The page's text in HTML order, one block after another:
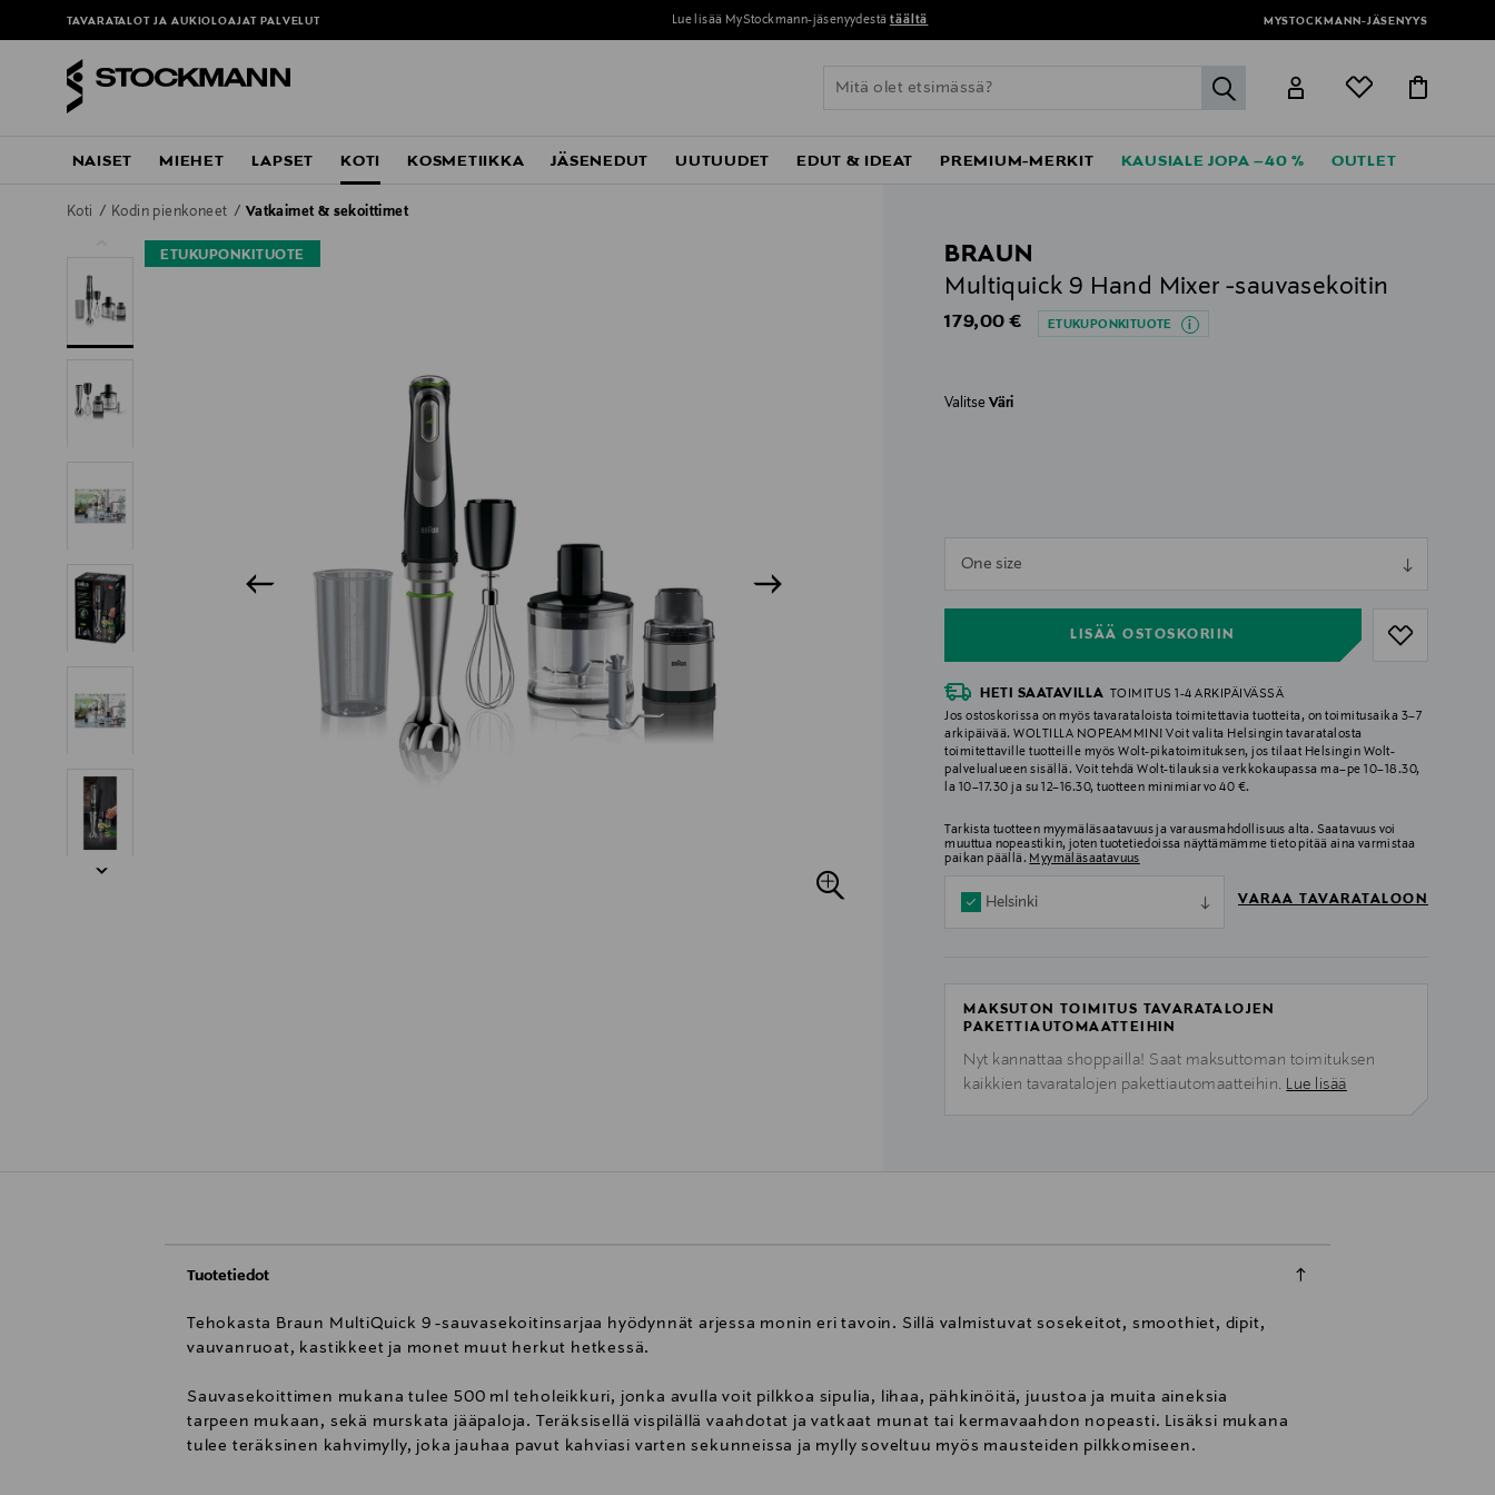
TAVARATALOT JA AUKIOLOAJAT PALVELUT Lue lisää MyStockmann-jäsenyydestä täältä MYSTOCKMANN-JÄSENYYS
label.header.go
NAISET MIEHET LAPSET KOTI KOSMETIIKKA JÄSENEDUT UUTUUDET EDUT & IDEAT PREMIUM-MERKIT KAUSIALE JOPA –40 % OUTLET
Koti Kodin pienkoneet Vatkaimet & sekoittimet
ETUKUPONKITUOTE
BRAUN
Multiquick 9 Hand Mixer -sauvasekoitin
Original Price
179,00 € ETUKUPONKITUOTE
ValitseVäri
One size
LISÄÄ OSTOSKORIIN
null
HETI SAATAVILLA
TOIMITUS 1-4 ARKIPÄIVÄSSÄ
Jos ostoskorissa on myös tavarataloista toimitettavia tuotteita, on toimitusaika 3–7
arkipäivää. WOLTILLA NOPEAMMIN! Voit valita Helsingin tavaratalosta
toimitettaville tuotteille myös Wolt-pikatoimituksen, jos tilaat Helsingin Wolt-
palvelualueen sisällä. Voit tehdä Wolt-tilauksia verkkokaupassa ma–pe 10–18.30,
la 10–17.30 ja su 12–16.30, tuotteen minimiarvo 40 €.
Tarkista tuotteen myymäläsaatavuus ja varausmahdollisuus alta. Saatavuus voi
muuttua nopeastikin, joten tuotetiedoissa näyttämämme tieto pitää aina varmistaa
paikan päällä. Myymäläsaatavuus
Helsinki VARAA TAVARATALOON
MAKSUTON TOIMITUS TAVARATALOJEN
PAKETTIAUTOMAATTEIHIN
Nyt kannattaa shoppailla! Saat maksuttoman toimituksen
kaikkien tavaratalojen pakettiautomaatteihin. Lue lisää
Tuotetiedot
Tehokasta Braun MultiQuick 9 -sauvasekoitinsarjaa hyödynnät arjessa monin eri tavoin. Sillä valmistuvat sosekeitot, smoothiet, dipit,
vauvanruoat, kastikkeet ja monet muut herkut hetkessä.
Sauvasekoittimen mukana tulee 500 ml teholeikkuri, jonka avulla voit pilkkoa sipulia, lihaa, pähkinöitä, juustoa ja muita aineksia
tarpeen mukaan, sekä murskata jääpaloja. Teräksisellä vispilällä vaahdotat ja vatkaat munat tai kermavaahdon nopeasti. Lisäksi mukana
tulee teräksinen kahvimylly, joka jauhaa pavut kahviasi varten sekunneissa ja mylly soveltuu myös mausteiden pilkkomiseen.